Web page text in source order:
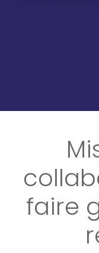
faire